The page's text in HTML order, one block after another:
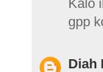
Kalo
gpp
Diah